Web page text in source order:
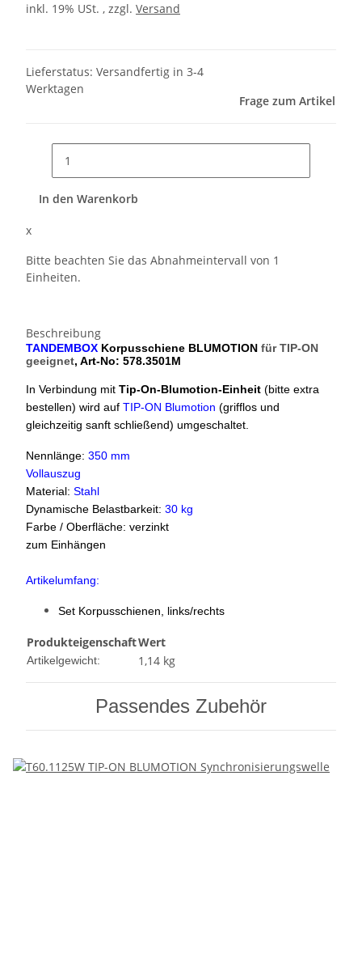
inkl. 19% USt. , zzgl. Versand
Lieferstatus: Versandfertig in 3-4
Werktagen
Frage zum Artikel
In den Warenkorb
x
Bitte beachten Sie das Abnahmeintervall von 1
Einheiten.
Beschreibung
TANDEMBOX Korpusschiene BLUMOTION für TIP-ON
geeignet, Art-No: 578.3501M
In Verbindung mit Tip-On-Blumotion-Einheit (bitte extra
bestellen) wird auf TIP-ON Blumotion (grifflos und
gleichzeitig sanft schließend) umgeschaltet.
Nennlänge: 350 mm
Vollauszug
Material: Stahl
Dynamische Belastbarkeit: 30 kg
Farbe / Oberfläche: verzinkt
zum Einhängen
Artikelumfang:
Set Korpusschienen, links/rechts
ProdukteigenschaftWert
Artikelgewicht: 1,14 kg
Passendes Zubehör